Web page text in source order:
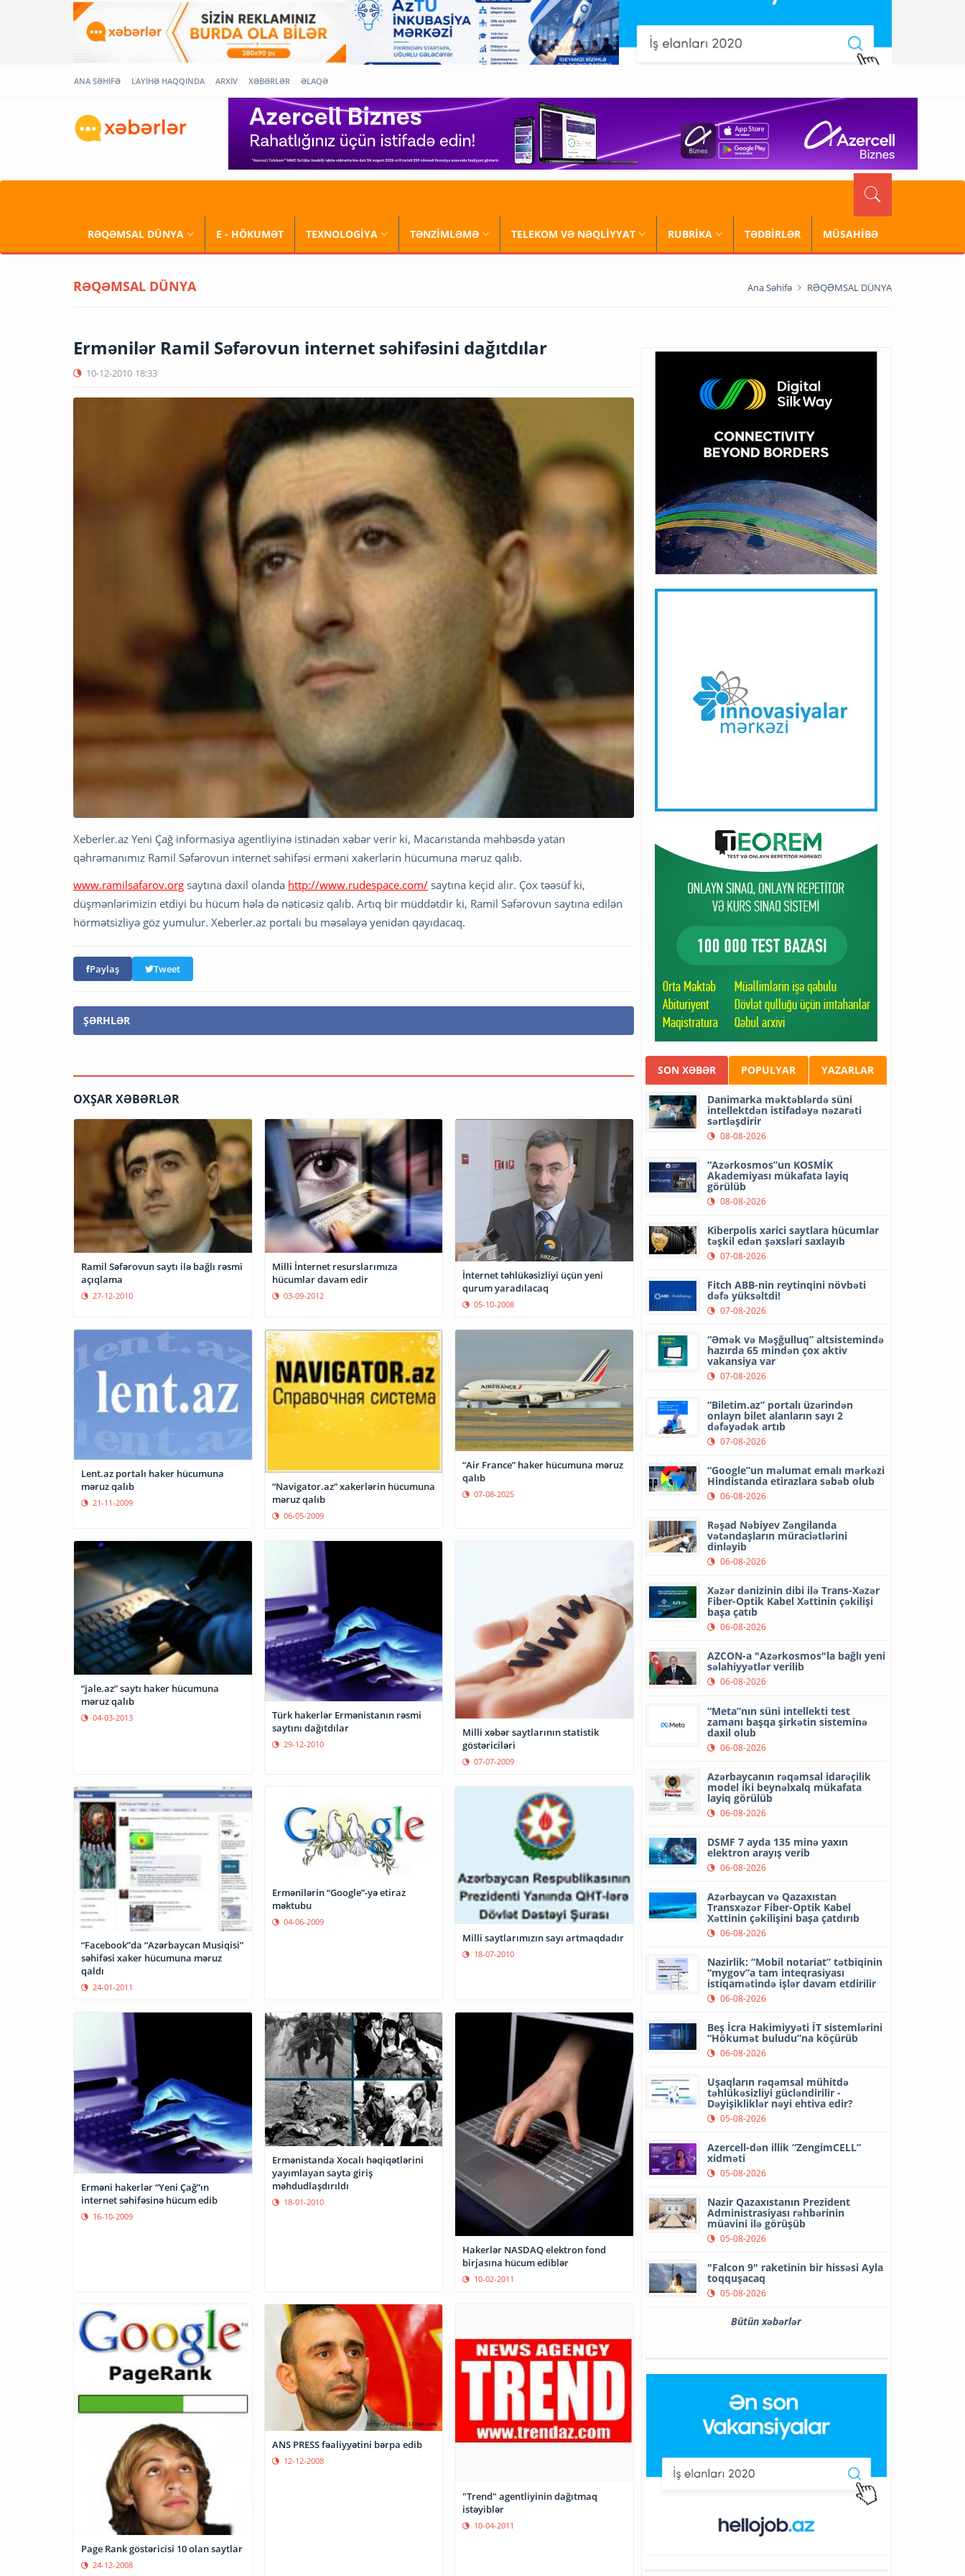
ANA SƏHİFƏ LAYİHƏ HAQQINDA ARXİV XƏBƏRLƏR ƏLAQƏ
RƏQƏMSAL DÜNYA E - HÖKUMƏT TEXNOLOGİYA TƏNZİMLƏMƏ TELEKOM VƏ NƏQLİYYAT RUBRİKA TƏDBİRLƏR MÜSAHİBƏ
RƏQƏMSAL DÜNYA Ana Səhifə RƏQƏMSAL DÜNYA
Ermənilər Ramil Səfərovun internet səhifəsini dağıtdılar
10-12-2010 18:33
Xeberler.az Yeni Çağ informasiya agentliyinə istinadən xəbər verir ki, Macarıstanda məhbəsdə yatan
qəhrəmanımız Ramil Səfərovun internet səhifəsi erməni xakerlərin hücumuna məruz qalıb.
www.ramilsafarov.org saytına daxil olanda http://www.rudespace.com/ saytına keçid alır. Çox təəsüf ki,
düşmənlərimizin etdiyi bu hücum hələ də nəticəsiz qalıb. Artıq bir müddətdir ki, Ramil Səfərovun saytına edilən
hörmətsizliyə göz yumulur. Xeberler.az portalı bu məsələyə yenidən qayıdacaq.
Paylaş Tweet
ŞƏRHLƏR
OXŞAR XƏBƏRLƏR
Ramil Səfərovun saytı ilə bağlı rəsmi
açıqlama
27-12-2010
Milli İnternet resurslarımıza
hücumlar davam edir
03-09-2012
İnternet təhlükəsizliyi üçün yeni
qurum yaradılacaq
05-10-2008
Lent.az portalı haker hücumuna
məruz qalıb
21-11-2009
“Navigator.az” xakerlərin hücumuna
məruz qalıb
06-05-2009
“Air France” haker hücumuna məruz
qalıb
07-08-2025
“jale.az” saytı haker hücumuna
məruz qalıb
04-03-2013
Türk hakerlər Ermənistanın rəsmi
saytını dağıtdılar
29-12-2010
Milli xəbər saytlarının statistik
göstəriciləri
07-07-2009
“Facebook”da “Azərbaycan Musiqisi”
səhifəsi xaker hücumuna məruz
qaldı
24-01-2011
Ermənilərin “Google”-yə etiraz
məktubu
04-06-2009
Milli saytlarımızın sayı artmaqdadır
18-07-2010
Erməni hakerlər “Yeni Çağ”ın
internet səhifəsinə hücum edib
16-10-2009
Ermənistanda Xocalı həqiqətlərini
yayımlayan sayta giriş
məhdudlaşdırıldı
18-01-2010
Hakerlər NASDAQ elektron fond
birjasına hücum ediblər
10-02-2011
Page Rank göstəricisi 10 olan saytlar
24-12-2008
ANS PRESS fəaliyyətini bərpa edib
12-12-2008
"Trend" agentliyinin dağıtmaq
istəyiblər
10-04-2011
SON XƏBƏR POPULYAR YAZARLAR
Danimarka məktəblərdə süni
intellektdən istifadəyə nəzarəti
sərtləşdirir
08-08-2026
“Azərkosmos”un KOSMİK
Akademiyası mükafata layiq
görülüb
08-08-2026
Kiberpolis xarici saytlara hücumlar
təşkil edən şəxsləri saxlayıb
07-08-2026
Fitch ABB-nin reytinqini növbəti
dəfə yüksəltdi!
07-08-2026
“Əmək və Məşğulluq” altsistemində
hazırda 65 mindən çox aktiv
vakansiya var
07-08-2026
“Biletim.az” portalı üzərindən
onlayn bilet alanların sayı 2
dəfəyədək artıb
07-08-2026
“Google”un məlumat emalı mərkəzi
Hindistanda etirazlara səbəb olub
06-08-2026
Rəşad Nəbiyev Zəngilanda
vətəndaşların müraciətlərini
dinləyib
06-08-2026
Xəzər dənizinin dibi ilə Trans-Xəzər
Fiber-Optik Kabel Xəttinin çəkilişi
başa çatıb
06-08-2026
AZCON-a "Azərkosmos"la bağlı yeni
səlahiyyətlər verilib
06-08-2026
“Meta”nın süni intellekti test
zamanı başqa şirkətin sisteminə
daxil olub
06-08-2026
Azərbaycanın rəqəmsal idarəçilik
model iki beynəlxalq mükafata
layiq görülüb
06-08-2026
DSMF 7 ayda 135 minə yaxın
elektron arayış verib
06-08-2026
Azərbaycan və Qazaxıstan
Transxəzər Fiber-Optik Kabel
Xəttinin çəkilişini başa çatdırıb
06-08-2026
Nazirlik: “Mobil notariat” tətbiqinin
“mygov”a tam inteqrasiyası
istiqamətində işlər davam etdirilir
06-08-2026
Beş İcra Hakimiyyəti İT sistemlərini
“Hökumət buludu”na köçürüb
06-08-2026
Uşaqların rəqəmsal mühitdə
təhlükəsizliyi gücləndirilir -
Dəyişikliklər nəyi ehtiva edir?
05-08-2026
Azercell-dən illik “ZengimCELL”
xidməti
05-08-2026
Nazir Qazaxıstanın Prezident
Administrasiyası rəhbərinin
müavini ilə görüşüb
05-08-2026
"Falcon 9" raketinin bir hissəsi Ayla
toqquşacaq
05-08-2026
Bütün xəbərlər